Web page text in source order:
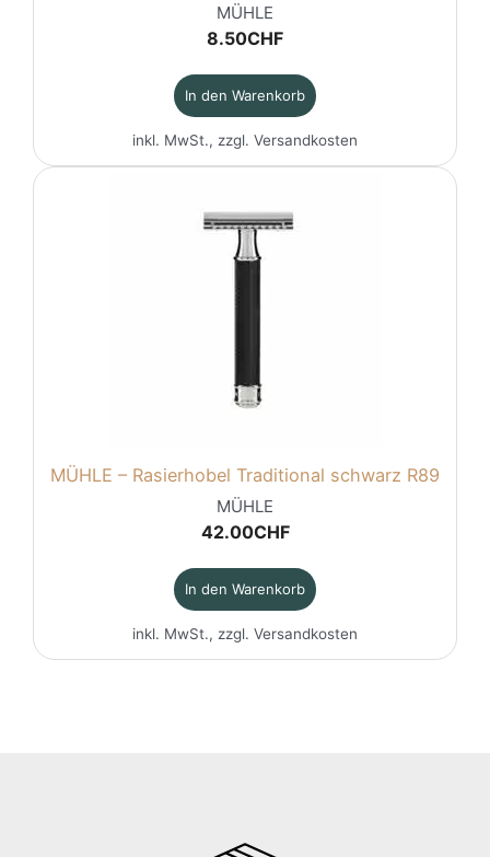
MÜHLE
8.50CHF
In den Warenkorb
inkl. MwSt., zzgl. Versandkosten
MÜHLE – Rasierhobel Traditional schwarz R89
MÜHLE
42.00CHF
In den Warenkorb
inkl. MwSt., zzgl. Versandkosten